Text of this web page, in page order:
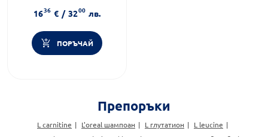
Приложение:орално
1636 € / 3200 лв.
ПОРЪЧАЙ
Препоръки
L carnitine L'oreal шампоан L глутатион
L leucine